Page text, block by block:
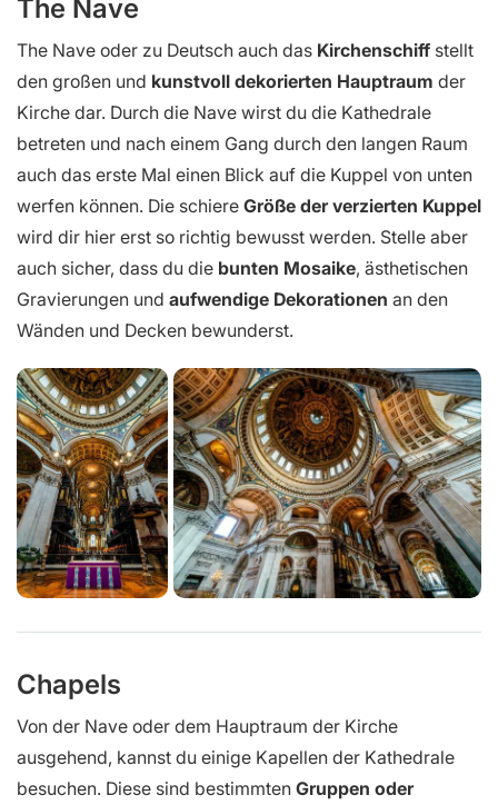
The Nave
The Nave oder zu Deutsch auch das Kirchenschiff stellt
den großen und kunstvoll dekorierten Hauptraum der
Kirche dar. Durch die Nave wirst du die Kathedrale
betreten und nach einem Gang durch den langen Raum
auch das erste Mal einen Blick auf die Kuppel von unten
werfen können. Die schiere Größe der verzierten Kuppel
wird dir hier erst so richtig bewusst werden. Stelle aber
auch sicher, dass du die bunten Mosaike, ästhetischen
Gravierungen und aufwendige Dekorationen an den
Wänden und Decken bewunderst.
Chapels
Von der Nave oder dem Hauptraum der Kirche
ausgehend, kannst du einige Kapellen der Kathedrale
besuchen. Diese sind bestimmten Gruppen oder